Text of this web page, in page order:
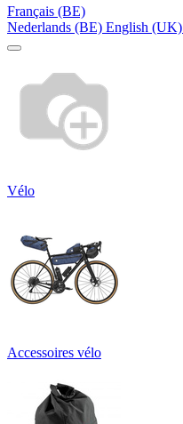
Français (BE)
Nederlands (BE) English (UK)
Vélo
Accessoires vélo